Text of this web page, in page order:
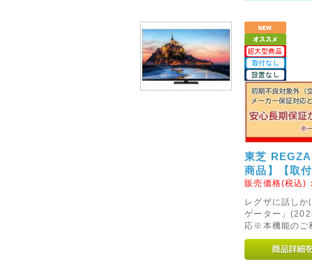
東芝
商品】【取
販売価格(税込)
レグザに話し
ゲーター」
応※本機能のご